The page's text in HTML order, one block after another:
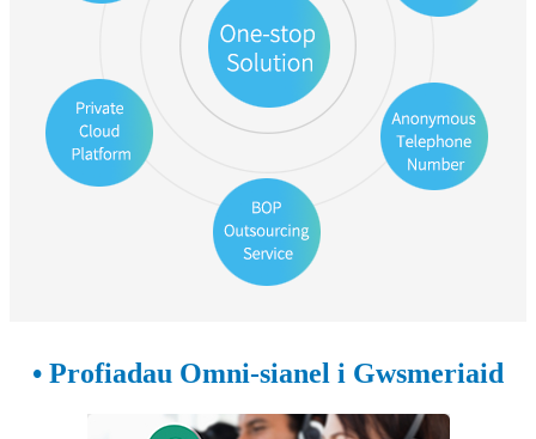
• Profiadau Omni-sianel i Gwsmeriaid